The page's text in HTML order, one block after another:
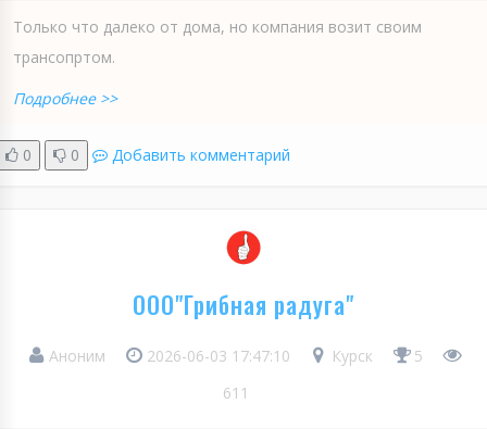
Только что далеко от дома, но компания возит своим
трансопртом.
Подробнее >>
0 0 Добавить комментарий
ООО"Грибная радуга"
Аноним 2026-06-03 17:47:10 Курск
5
611